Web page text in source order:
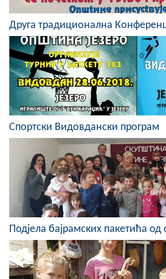
СКУПШТИНА
Статут Општине
Скупштинско вијеће
Састав Скупштине
Службени Гласници
ОПШТИНСКА
ИНФО
Вијести
Активности
Јавни позиви
Друга традиционална
Спортски Видовдански програм
Подјела бајрамских пакетића